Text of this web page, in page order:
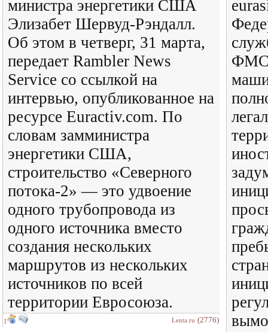
министра энергетики США
Элизабет Шервуд-Рэндалл.
Об этом в четверг, 31 марта,
передает Rambler News
Service со ссылкой на
интервью, опубликованное на
ресурсе Euractiv.com. По
словам замминистра
энергетики США,
строительство «Северного
потока-2» — это удвоение
одного трубопровода из
одного источника вместо
создания нескольких
маршрутов из нескольких
источников по всей
территории Евросоюза.
1 Lenta.ru (2776)
ФМС